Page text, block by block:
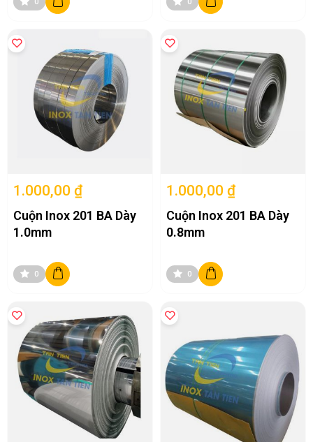
tin chi tiết về từng sản phẩm cụ thể, bạn có thể truy cập trực tiếp
1.000,00 ₫
Cuộn Inox 201 BA Dày
1.0mm
0
1.000,00 ₫
Cuộn Inox 201 BA Dày
0.8mm
0